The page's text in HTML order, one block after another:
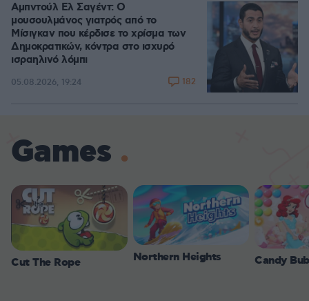
Αμπντούλ Ελ Σαγέντ: Ο
μουσουλμάνος γιατρός από το
Μίσιγκαν που κέρδισε το χρίσμα των
Δημοκρατικών, κόντρα στο ισχυρό
ισραηλινό λόμπι
05.08.2026, 19:24 182
Games
Cut The Rope Northern Heights Candy